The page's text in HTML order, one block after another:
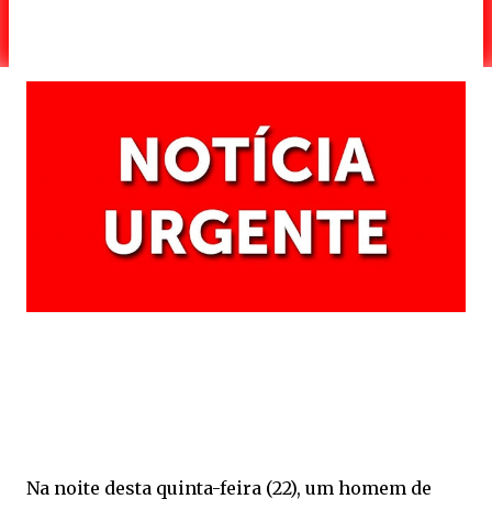
Na noite desta quinta-feira (22), um homem de